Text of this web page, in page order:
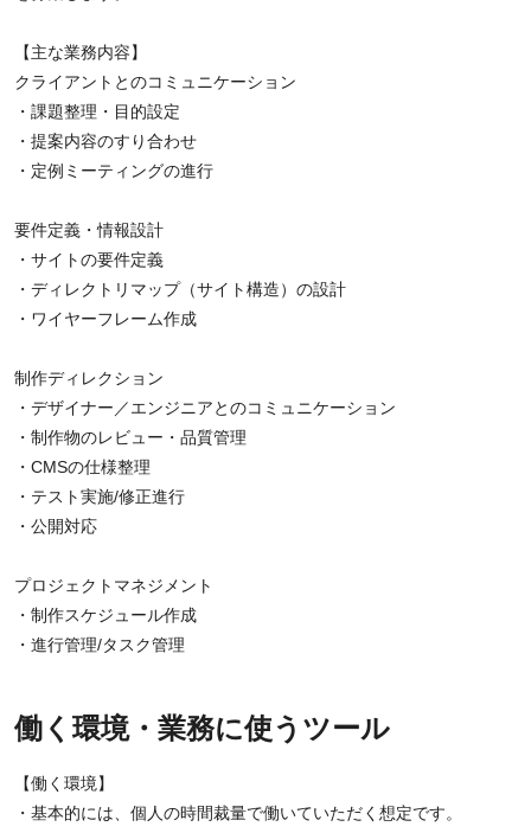
【主な業務内容】
クライアントとのコミュニケーション
・課題整理・目的設定
・提案内容のすり合わせ
・定例ミーティングの進行
要件定義・情報設計
・サイトの要件定義
・ディレクトリマップ（サイト構造）の設計
・ワイヤーフレーム作成
制作ディレクション
・デザイナー／エンジニアとのコミュニケーション
・制作物のレビュー・品質管理
・CMSの仕様整理
・テスト実施/修正進行
・公開対応
プロジェクトマネジメント
・制作スケジュール作成
・進行管理/タスク管理
働く環境・業務に使うツール
【働く環境】
・基本的には、個人の時間裁量で働いていただく想定です。